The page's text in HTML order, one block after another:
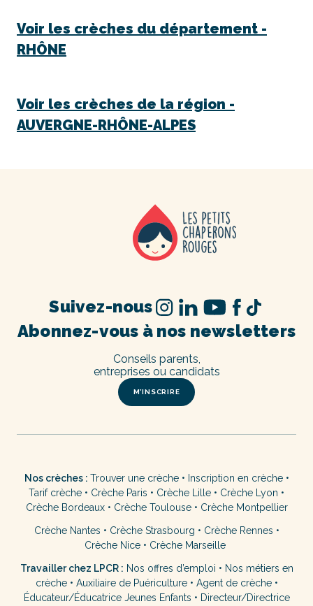
Voir les crèches du département -
RHÔNE
Voir les crèches de la région -
AUVERGNE-RHÔNE-ALPES
Abonnez-vous à nos newsletters
M’INSCRIRE
Conseils parents,
entreprises ou candidats
Suivez-nous
Nos crèches : Trouver une crèche• Inscription en crèche•
Tarif crèche • Crèche Paris • Crèche Lille • Crèche Lyon •
Crèche Bordeaux• Crèche Toulouse• Crèche Montpellier
Crèche Nantes • Crèche Strasbourg • Crèche Rennes •
Crèche Nice • Crèche Marseille
Travailler chez LPCR : Nos offres d’emploi • Nos métiers en
crèche• Auxiliaire de Puériculture• Agent de crèche•
Éducateur/Éducatrice Jeunes Enfants • Directeur/Directrice